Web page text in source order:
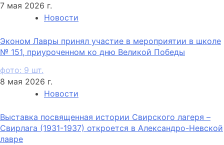
7 мая 2026 г.
Новости
Эконом Лавры принял участие в мероприятии в школе
№ 151, приуроченном ко дню Великой Победы
фото: 9 шт.
8 мая 2026 г.
Новости
Выставка посвященная истории Свирского лагеря –
Свирлага (1931-1937) откроется в Александро-Невской
лавре